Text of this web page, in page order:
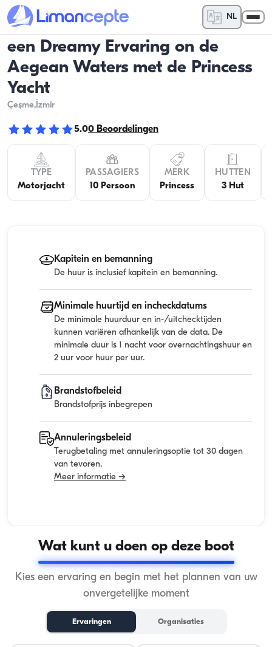
NL
een Dreamy Ervaring on de
Aegean Waters met de Princess
Yacht
Çeşme,İzmir
5.00 Beoordelingen
TYPE
Motorjacht
PASSAGIERS
10 Persoon
MERK
Princess
HUTTEN
3 Hut
Kapitein en bemanning
De huur is inclusief kapitein en bemanning.
Minimale huurtijd en incheckdatums
De minimale huurduur en in-/uitchecktijden
kunnen variëren afhankelijk van de data. De
minimale duur is 1 nacht voor overnachtingshuur en
2 uur voor huur per uur.
Brandstofbeleid
Brandstofprijs inbegrepen
Annuleringsbeleid
Terugbetaling met annuleringsoptie tot 30 dagen
van tevoren.
Meer informatie →
Wat kunt u doen op deze boot
Kies een ervaring en begin met het plannen van uw
onvergetelijke moment
Ervaringen Organisaties